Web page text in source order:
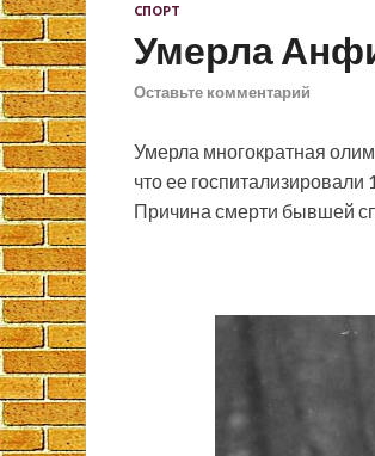
СПОРТ
Умерла
Оставьте комментарий
Умерла многократная
что ее
Причина смерти бывшей